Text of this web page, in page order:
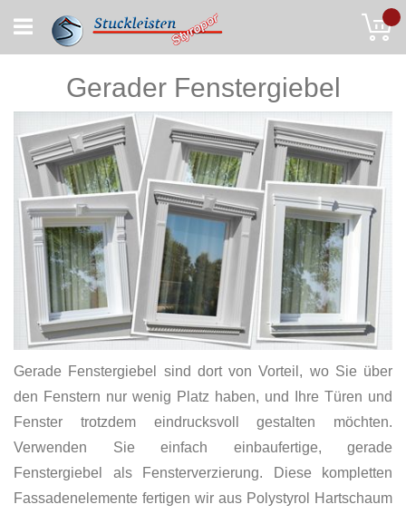
to
Content
Gerader Fenstergiebel
Gerade Fenstergiebel sind dort von Vorteil, wo Sie über
den Fenstern nur wenig Platz haben, und Ihre Türen und
Fenster trotzdem eindrucksvoll gestalten möchten.
Verwenden Sie einfach einbaufertige, gerade
Fenstergiebel als Fensterverzierung. Diese kompletten
Fassadenelemente fertigen wir aus Polystyrol Hartschaum